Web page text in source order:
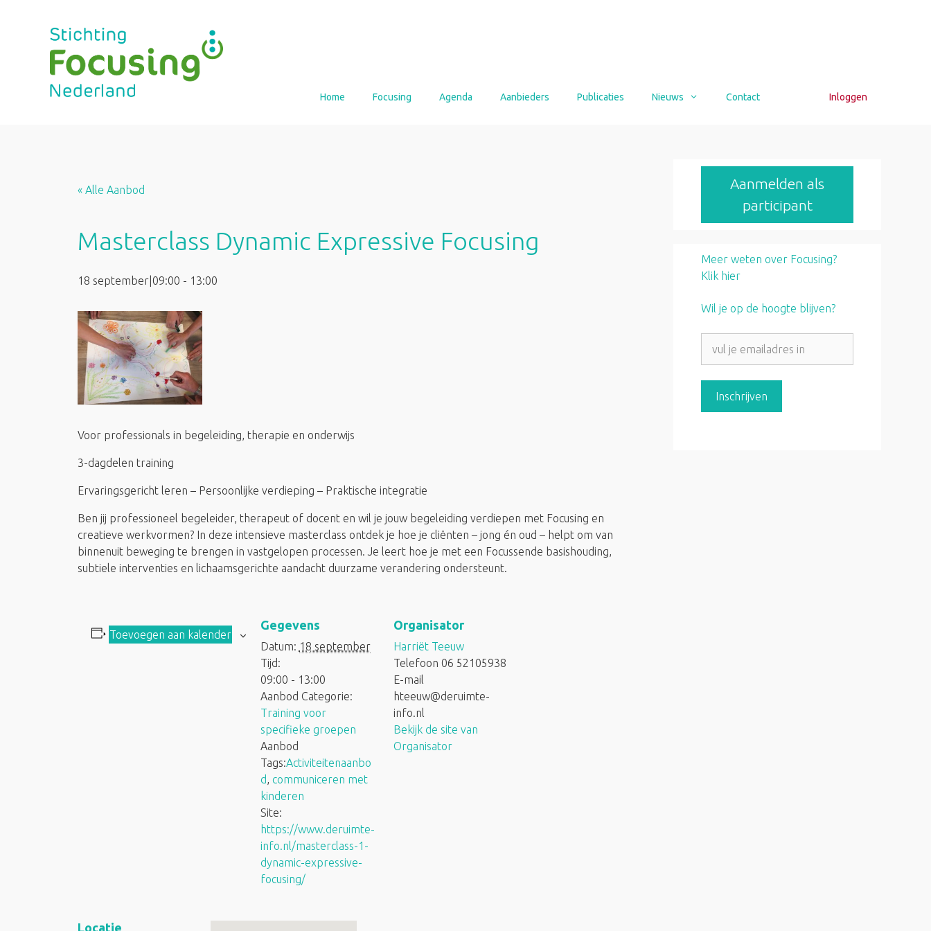
Home Focusing Agenda Aanbieders Publicaties Nieuws Contact Inloggen
« Alle Aanbod
Masterclass Dynamic Expressive Focusing
18 september|09:00 - 13:00
Voor professionals in begeleiding, therapie en onderwijs
3-dagdelen training
Ervaringsgericht leren – Persoonlijke verdieping – Praktische integratie
Ben jij professioneel begeleider, therapeut of docent en wil je jouw begeleiding verdiepen met Focusing en
creatieve werkvormen? In deze intensieve masterclass ontdek je hoe je cliënten – jong én oud – helpt om van
binnenuit beweging te brengen in vastgelopen processen. Je leert hoe je met een Focussende basishouding,
subtiele interventies en lichaamsgerichte aandacht duurzame verandering ondersteunt.
Toevoegen aan kalender
Gegevens
Datum: 18 september
Tijd:
09:00 - 13:00
Aanbod Categorie:
Training voor
specifieke groepen
Aanbod
Tags:Activiteitenaanbo
d, communiceren met
kinderen
Site:
https://www.deruimte-
info.nl/masterclass-1-
dynamic-expressive-
focusing/
Organisator
Harriët Teeuw
Telefoon 06 52105938
E-mail
hteeuw@deruimte-
info.nl
Bekijk de site van
Organisator
Locatie
Aanmelden als
participant
Meer weten over Focusing?
Klik hier
Wil je op de hoogte blijven?